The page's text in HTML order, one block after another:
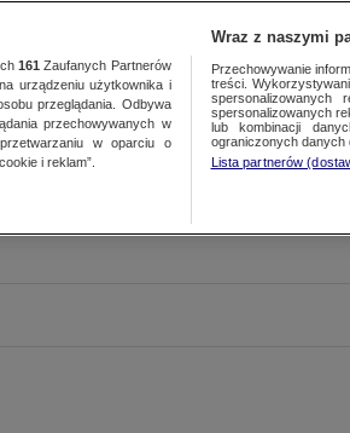
161 Zaufanych Partnerów
urządzeniu użytkownika i
przeglądania. Odbywa
przechowywanych w
w oparciu o
i reklam”.
Wraz z naszymi
Przechowywanie
treści.
spersonalizowanych
lub kombinacji
ograniczonych danych
Lista partnerów